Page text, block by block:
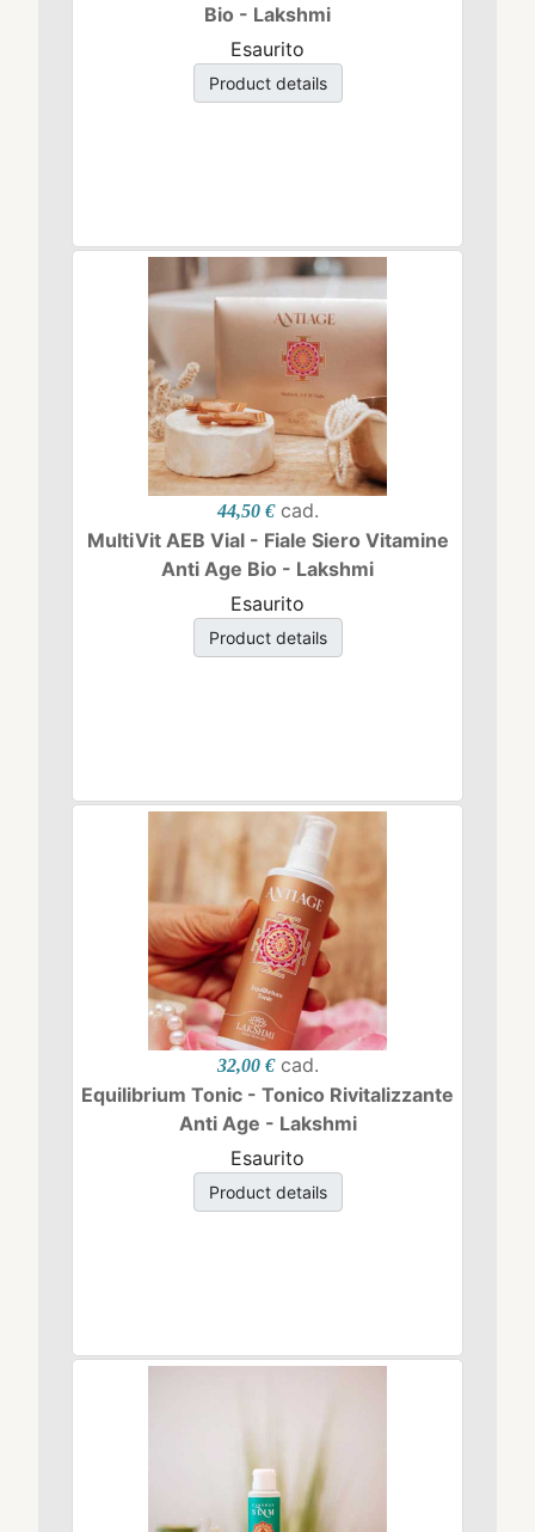
Bio - Lakshmi
Esaurito
Product details
44,50 € cad.
MultiVit AEB Vial - Fiale Siero Vitamine
Anti Age Bio - Lakshmi
Esaurito
Product details
32,00 € cad.
Equilibrium Tonic - Tonico Rivitalizzante
Anti Age - Lakshmi
Esaurito
Product details